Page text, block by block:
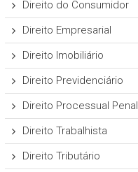
Direito do Consumidor
Direito Empresarial
Direito Imobiliário
Direito Previdenciário
Direito Processual Penal
Direito Trabalhista
Direito Tributário